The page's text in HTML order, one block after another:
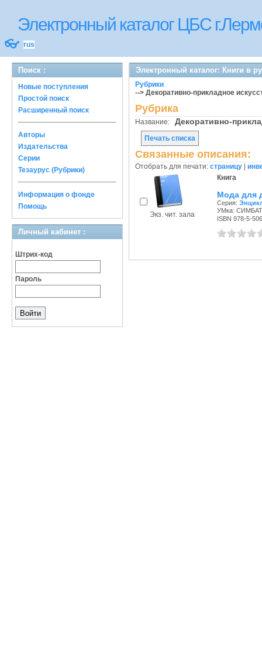
Электронный каталог ЦБС
👓 rus
Поиск :
Новые поступления
Простой поиск
Расширенный поиск
Авторы
Издательства
Серии
Тезаурус (Рубрики)
Информация о фонде
Помощь
Личный кабинет :
Штрих-код
Пароль
Электронный каталог: Книги в
Рубрики
--> Декоративно-прикладное
Рубрика
Название: Декоративно-
Печать списка
Связанные описания:
Отобрать для печати: страницу
Экз. чит. зала
Книга
Мода для
Серия:
УМка: СИМБАТ,
ISBN 978-5-